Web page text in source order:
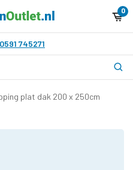
0
745271
plat dak 200 x 250cm